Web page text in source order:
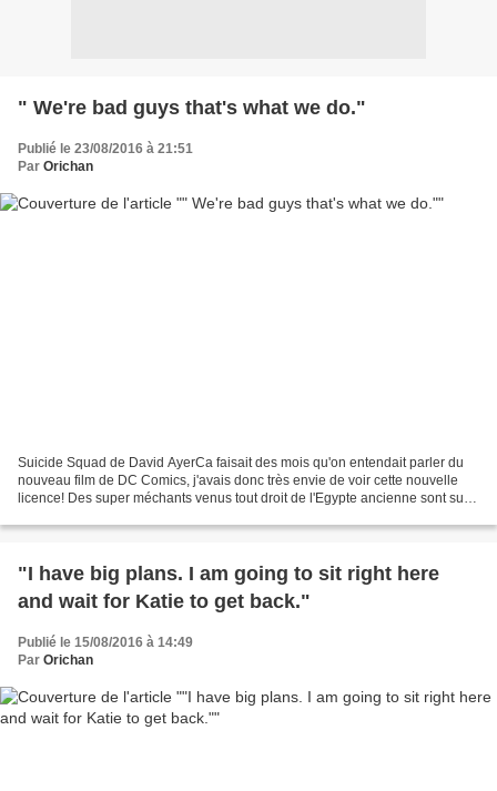
" We're bad guys that's what we do."
Publié le 23/08/2016 à 21:51
Par Orichan
Suicide Squad de David AyerCa faisait des mois qu'on entendait parler du
nouveau film de DC Comics, j'avais donc très envie de voir cette nouvelle
licence! Des super méchants venus tout droit de l'Egypte ancienne sont sur
"I have big plans. I am going to sit right here
and wait for Katie to get back."
Publié le 15/08/2016 à 14:49
Par Orichan